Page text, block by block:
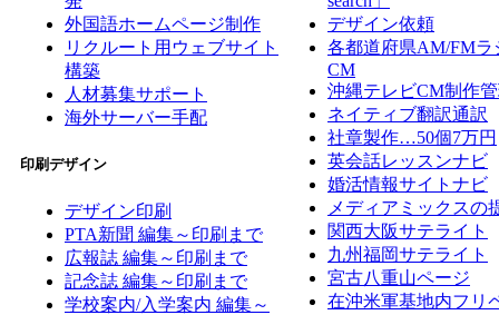
外国語ホームページ制作
リクルート用ウェブサイト
構築
人材募集サポート
海外サーバー手配
印刷デザイン
デザイン印刷
PTA新聞 編集～印刷まで
広報誌 編集～印刷まで
記念誌 編集～印刷まで
学校案内/入学案内 編集～
デザイン依頼
各都道府県AM/FMラ
CM
沖縄テレビCM制作
ネイティブ翻訳通訳
社章製作…50個7万円
英会話レッスンナビ
婚活情報サイトナビ
メディアミックスの
関西大阪サテライト
九州福岡サテライト
宮古八重山ページ
在沖米軍基地内フリ